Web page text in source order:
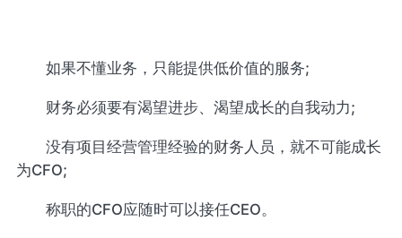
如果不懂业务，只能提供低价值的服务;
财务必须要有渴望进步、渴望成长的自我动力;
没有项目经营管理经验的财务人员，就不可能成长
为CFO;
称职的CFO应随时可以接任CEO。